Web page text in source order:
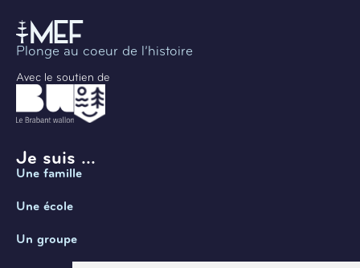
Plonge au coeur de l’histoire
Avec le soutien de
Je suis ...
Une famille
Une école
Un groupe